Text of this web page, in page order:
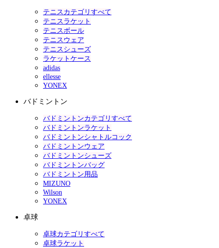
テニスカテゴリすべて
テニスラケット
テニスボール
テニスウェア
テニスシューズ
ラケットケース
adidas
ellesse
YONEX
バドミントン
バドミントンカテゴリすべて
バドミントンラケット
バドミントンシャトルコック
バドミントンウェア
バドミントンシューズ
バドミントンバッグ
バドミントン用品
MIZUNO
Wilson
YONEX
卓球
卓球カテゴリすべて
卓球ラケット